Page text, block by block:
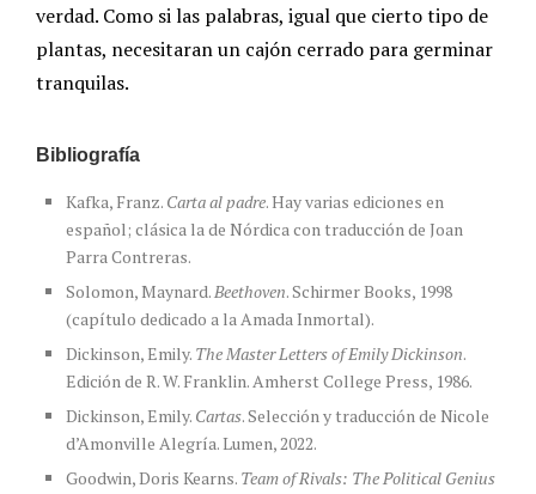
verdad. Como si las palabras, igual que cierto tipo de
plantas, necesitaran un cajón cerrado para germinar
tranquilas.
Bibliografía
Kafka, Franz. Carta al padre. Hay varias ediciones en
español; clásica la de Nórdica con traducción de Joan
Parra Contreras.
Solomon, Maynard.Beethoven. Schirmer Books, 1998
(capítulo dedicado a la Amada Inmortal).
Dickinson, Emily. The Master Letters of Emily Dickinson.
Edición de R. W. Franklin. Amherst College Press, 1986.
Dickinson, Emily. Cartas. Selección y traducción de Nicole
d’Amonville Alegría. Lumen, 2022.
Goodwin, Doris Kearns. Team of Rivals: The Political Genius